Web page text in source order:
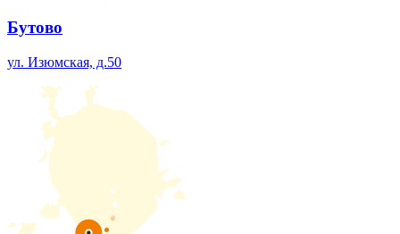
Бутово
ул. Изюмская, д.50